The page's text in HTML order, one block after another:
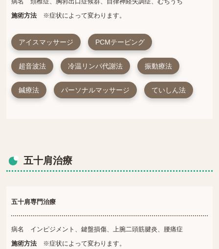
施術方法
※症状によって変わります。
アイスマッサージ PCMテーピング
超音波法 冷温リンパ代謝法 振動療法
鍼療法 パーソナルマッサージ ていしん法
五十肩治療
五十肩専門治療
病名 インピジメント、鍵盤損傷、上腕二頭筋腱炎、腰痛症
施術方法
※症状によって変わります。